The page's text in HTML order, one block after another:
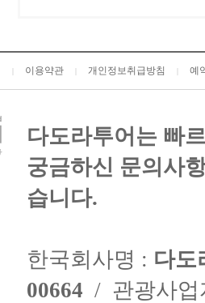
이용약관 개인정보취급방침 예
다도라투어는 빠
궁금하신 문의사
습니다.
한국회사명 : 다도
00664 / 관광사